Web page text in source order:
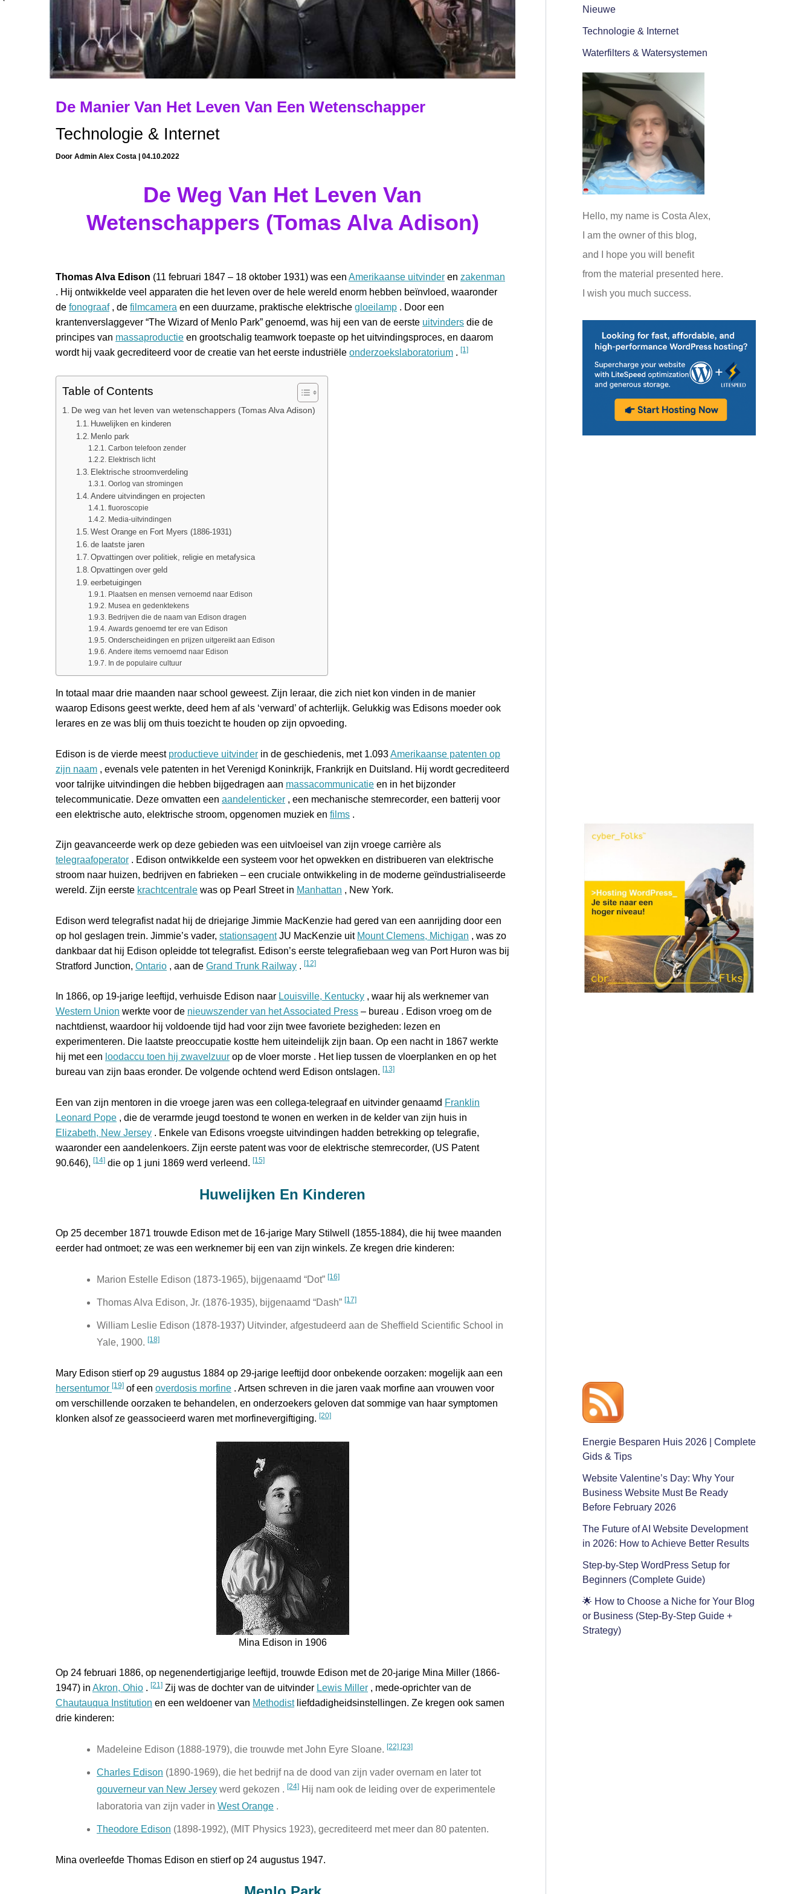
De Manier Van Het Leven Van Een Wetenschapper
Technologie & Internet
Door Admin Alex Costa 04.10.2022
De Weg Van Het Leven Van
Wetenschappers (Tomas Alva Adison)
Thomas Alva Edison (11 februari 1847 – 18 oktober 1931) was een Amerikaanse uitvinder en zakenman
. Hij ontwikkelde veel apparaten die het leven over de hele wereld enorm hebben beïnvloed, waaronder
de fonograaf, de filmcamera en een duurzame, praktische elektrische gloeilamp . Door een
krantenverslaggever “The Wizard of Menlo Park” genoemd, was hij een van de eerste uitvinders die de
principes van massaproductie en grootschalig teamwork toepaste op het uitvindingsproces, en daarom
wordt hij vaak gecrediteerd voor de creatie van het eerste industriële onderzoekslaboratorium . [1]
Table of Contents
De weg van het leven van wetenschappers (Tomas Alva Adison)
Huwelijken en kinderen
Menlo park
Carbon telefoon zender
Elektrisch licht
Elektrische stroomverdeling
Oorlog van stromingen
Andere uitvindingen en projecten
fluoroscopie
Media-uitvindingen
West Orange en Fort Myers (1886-1931)
de laatste jaren
Opvattingen over politiek, religie en metafysica
Opvattingen over geld
eerbetuigingen
Plaatsen en mensen vernoemd naar Edison
Musea en gedenktekens
Bedrijven die de naam van Edison dragen
Awards genoemd ter ere van Edison
Onderscheidingen en prijzen uitgereikt aan Edison
Andere items vernoemd naar Edison
In de populaire cultuur
In totaal maar drie maanden naar school geweest. Zijn leraar, die zich niet kon vinden in de manier
waarop Edisons geest werkte, deed hem af als ‘verward’ of achterlijk. Gelukkig was Edisons moeder ook
lerares en ze was blij om thuis toezicht te houden op zijn opvoeding.
Edison is de vierde meest productieve uitvinder in de geschiedenis, met 1.093Amerikaanse patenten op
zijn naam , evenals vele patenten in het Verenigd Koninkrijk, Frankrijk en Duitsland. Hij wordt gecrediteerd
voor talrijke uitvindingen die hebben bijgedragen aan massacommunicatie en in het bijzonder
telecommunicatie. Deze omvatten een aandelenticker , een mechanische stemrecorder, een batterij voor
een elektrische auto, elektrische stroom, opgenomen muziek en films .
Zijn geavanceerde werk op deze gebieden was een uitvloeisel van zijn vroege carrière als
telegraafoperator . Edison ontwikkelde een systeem voor het opwekken en distribueren van elektrische
stroom naar huizen, bedrijven en fabrieken – een cruciale ontwikkeling in de moderne geïndustrialiseerde
wereld. Zijn eerste krachtcentrale was op Pearl Street in Manhattan , New York.
Edison werd telegrafist nadat hij de driejarige Jimmie MacKenzie had gered van een aanrijding door een
op hol geslagen trein. Jimmie’s vader, stationsagentJU MacKenzie uit Mount Clemens, Michigan , was zo
dankbaar dat hij Edison opleidde tot telegrafist. Edison’s eerste telegrafiebaan weg van Port Huron was bij
Stratford Junction, Ontario , aan de Grand Trunk Railway . [12]
In 1866, op 19-jarige leeftijd, verhuisde Edison naar Louisville, Kentucky , waar hij als werknemer van
Western Union werkte voor de nieuwszender van hetAssociated Press – bureau . Edison vroeg om de
nachtdienst, waardoor hij voldoende tijd had voor zijn twee favoriete bezigheden: lezen en
experimenteren. Die laatste preoccupatie kostte hem uiteindelijk zijn baan. Op een nacht in 1867 werkte
hij met een loodaccu toen hij zwavelzuur op de vloer morste . Het liep tussen de vloerplanken en op het
bureau van zijn baas eronder. De volgende ochtend werd Edison ontslagen. [13]
Een van zijn mentoren in die vroege jaren was een collega-telegraaf en uitvinder genaamd Franklin
Leonard Pope , die de verarmde jeugd toestond te wonen en werken in de kelder van zijn huis in
Elizabeth, New Jersey . Enkele van Edisons vroegste uitvindingen hadden betrekking op telegrafie,
waaronder een aandelenkoers. Zijn eerste patent was voor de elektrische stemrecorder, (US Patent
90.646), [14] die op 1 juni 1869 werd verleend. [15]
Huwelijken En Kinderen
Op 25 december 1871 trouwde Edison met de 16-jarige Mary Stilwell (1855-1884), die hij twee maanden
eerder had ontmoet; ze was een werknemer bij een van zijn winkels. Ze kregen drie kinderen:
Marion Estelle Edison (1873-1965), bijgenaamd “Dot” [16]
Thomas Alva Edison, Jr. (1876-1935), bijgenaamd “Dash” [17]
William Leslie Edison (1878-1937) Uitvinder, afgestudeerd aan de Sheffield Scientific School in
Yale, 1900. [18]
Mary Edison stierf op 29 augustus 1884 op 29-jarige leeftijd door onbekende oorzaken: mogelijk aan een
hersentumor [19] of een overdosis morfine . Artsen schreven in die jaren vaak morfine aan vrouwen voor
om verschillende oorzaken te behandelen, en onderzoekers geloven dat sommige van haar symptomen
klonken alsof ze geassocieerd waren met morfinevergiftiging. [20]
Mina Edison in 1906
Op 24 februari 1886, op negenendertigjarige leeftijd, trouwde Edison met de 20-jarige Mina Miller (1866-
1947) in Akron, Ohio . [21] Zij was de dochter van de uitvinder Lewis Miller , mede-oprichter van de
Chautauqua Institution en een weldoener van Methodistliefdadigheidsinstellingen. Ze kregen ook samen
drie kinderen:
Madeleine Edison (1888-1979), die trouwde met John Eyre Sloane. [22] [23]
Charles Edison (1890-1969), die het bedrijf na de dood van zijn vader overnam en later tot
gouverneur van New Jersey werd gekozen . [24] Hij nam ook de leiding over de experimentele
laboratoria van zijn vader in West Orange .
Theodore Edison (1898-1992), (MIT Physics 1923), gecrediteerd met meer dan 80 patenten.
Mina overleefde Thomas Edison en stierf op 24 augustus 1947.
Nieuwe
Technologie & Internet
Waterfilters & Watersystemen
Hello, my name is Costa Alex,
I am the owner of this blog,
and I hope you will benefit
from the material presented here.
I wish you much success.
Energie Besparen Huis 2026 | Complete
Gids & Tips
Website Valentine’s Day: Why Your
Business Website Must Be Ready
Before February 2026
The Future of AI Website Development
in 2026: How to Achieve Better Results
Step-by-Step WordPress Setup for
Beginners (Complete Guide)
🌟 How to Choose a Niche for Your Blog
or Business (Step-By-Step Guide +
Strategy)